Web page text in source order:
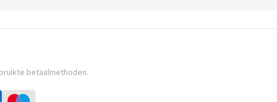
betaalmethoden.